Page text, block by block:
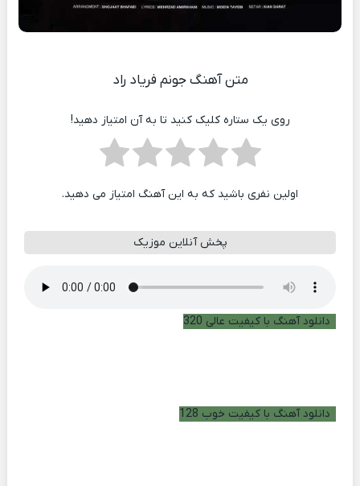
متن آهنگ جونم فریاد راد
روی یک ستاره کلیک کنید تا به آن امتیاز دهید!
اولین نفری باشید که به این آهنگ امتیاز می دهید.
پخش آنلاین موزیک
دانلود آهنگ با کیفیت عالی 320
دانلود آهنگ با کیفیت خوب 128